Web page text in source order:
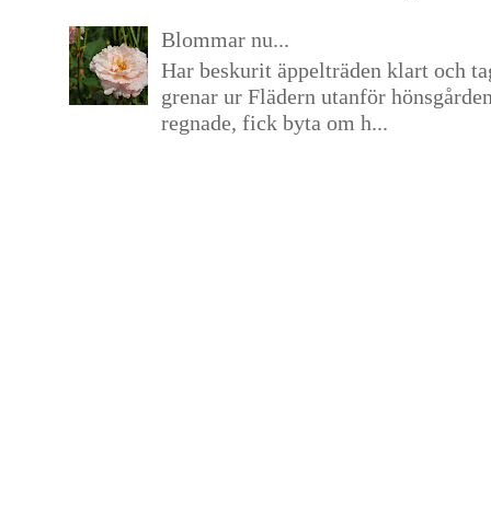
Blommar nu...
Har beskurit äppelträden klart och
grenar ur Flädern utanför
regnade, fick byta om h...